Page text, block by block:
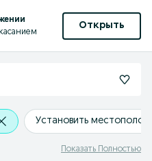
Открыть
Установить
Показать Полностью